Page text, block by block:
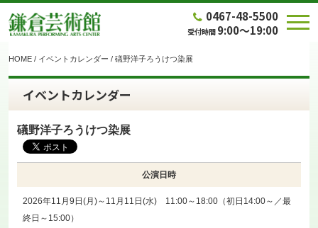
0467-48-5500
受付時間 9:00～19:00
HOME / イベントカレンダー / 礒野洋子ろうけつ染展
イベントカレンダー
礒野洋子ろうけつ染展
公演日時
2026年11月9日(月)～11月11日(水) 11:00～18:00（初日14:00～／最
終日～15:00）